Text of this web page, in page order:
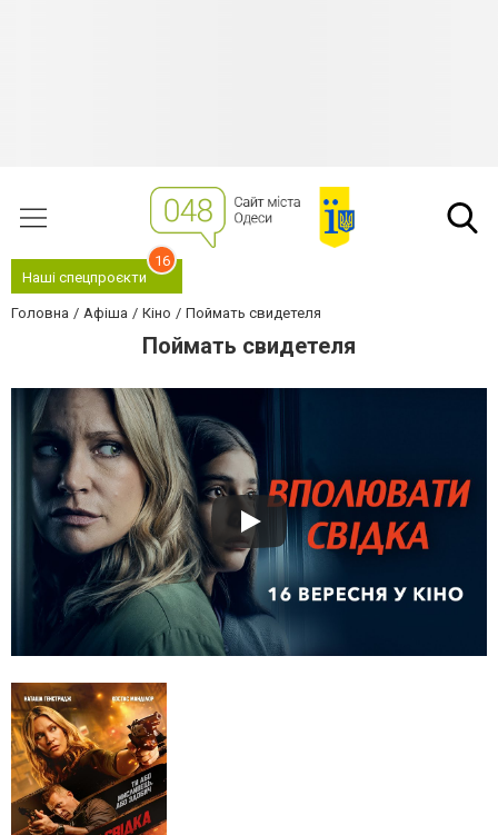
Наші спецпроєкти
16
Головна Афіша Кіно Поймать свидетеля
Поймать свидетеля